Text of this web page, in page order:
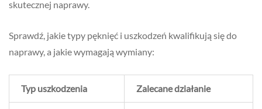
skutecznej naprawy.
Sprawdź, jakie typy pęknięć i uszkodzeń kwalifikują się do
naprawy, a jakie wymagają wymiany:
Typ uszkodzenia Zalecane działanie